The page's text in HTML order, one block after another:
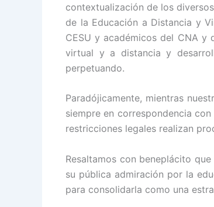
contextualización de los
de la Educación a Distancia y
CESU y académicos del CNA y
virtual y a distancia y
perpetuando.
Paradójicamente, mientras
siempre en correspondencia
restricciones legales realizan
Resaltamos con beneplácito
su pública admiración por la
para consolidarla como una